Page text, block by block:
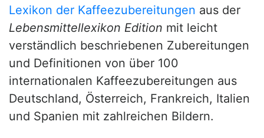
Lexikon der Kaffeezubereitungen aus der
Lebensmittellexikon Edition mit leicht
verständlich beschriebenen Zubereitungen
und Definitionen von über 100
internationalen Kaffeezubereitungen aus
Deutschland, Österreich, Frankreich, Italien
und Spanien mit zahlreichen Bildern.